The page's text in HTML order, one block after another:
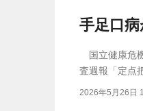
手足口
国立健康危
査週報「定点
2026年5月26日